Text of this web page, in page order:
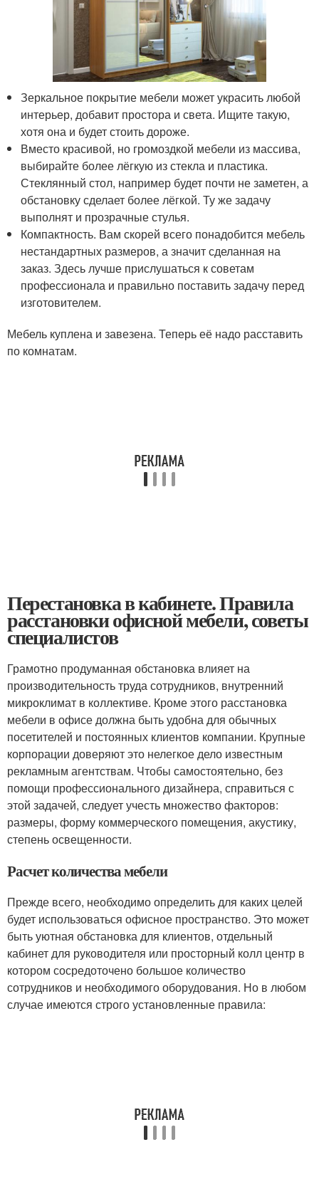
Зеркальное покрытие мебели может украсить любой
интерьер, добавит простора и света. Ищите такую,
хотя она и будет стоить дороже.
Вместо красивой, но громоздкой мебели из массива,
выбирайте более лёгкую из стекла и пластика.
Стеклянный стол, например будет почти не заметен, а
обстановку сделает более лёгкой. Ту же задачу
выполнят и прозрачные стулья.
Компактность. Вам скорей всего понадобится мебель
нестандартных размеров, а значит сделанная на
заказ. Здесь лучше прислушаться к советам
профессионала и правильно поставить задачу перед
изготовителем.
Мебель куплена и завезена. Теперь её надо расставить
по комнатам.
Перестановка в кабинете. Правила
расстановки офисной мебели, советы
специалистов
Грамотно продуманная обстановка влияет на
производительность труда сотрудников, внутренний
микроклимат в коллективе. Кроме этого расстановка
мебели в офисе должна быть удобна для обычных
посетителей и постоянных клиентов компании. Крупные
корпорации доверяют это нелегкое дело известным
рекламным агентствам. Чтобы самостоятельно, без
помощи профессионального дизайнера, справиться с
этой задачей, следует учесть множество факторов:
размеры, форму коммерческого помещения, акустику,
степень освещенности.
Расчет количества мебели
Прежде всего, необходимо определить для каких целей
будет использоваться офисное пространство. Это может
быть уютная обстановка для клиентов, отдельный
кабинет для руководителя или просторный колл центр в
котором сосредоточено большое количество
сотрудников и необходимого оборудования. Но в любом
случае имеются строго установленные правила: